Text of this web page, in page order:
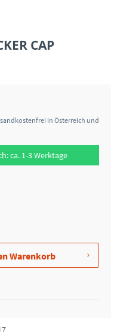
CAP
in Österreich und
ca. 1-3 Werktage
Warenkorb